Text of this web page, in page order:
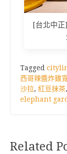
[台北中
Tagged
西哥辣醬炸雞
沙拉, 紅豆抹茶,
elephant
Related